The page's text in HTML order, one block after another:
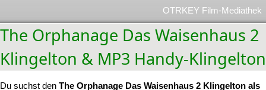
OTRKEY Film-Mediathek
The Orphanage Das Waisenhaus 2
Klingelton & MP3 Handy-Klingelton
Du suchst den The Orphanage Das Waisenhaus 2 Klingelton als